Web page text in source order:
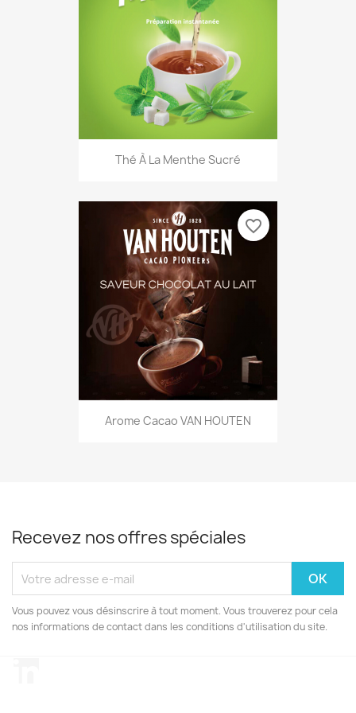
Thé À La Menthe Sucré
Arome Cacao VAN HOUTEN
favorite_border
Recevez nos offres spéciales
Vous pouvez vous désinscrire à tout moment. Vous trouverez pour cela
nos informations de contact dans les conditions d'utilisation du site.